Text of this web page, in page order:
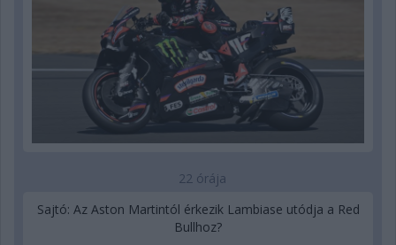
22 órája
Sajtó: Az Aston Martintól érkezik Lambiase utódja a Red
Bullhoz?